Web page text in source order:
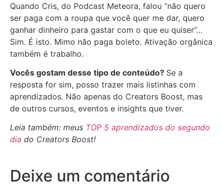
Quando Cris, do Podcast Meteora, falou “não quero
ser paga com a roupa que você quer me dar, quero
ganhar dinheiro para gastar com o que eu quiser”…
Sim. É isto. Mimo não paga boleto. Ativação orgânica
também é trabalho.
Vocês gostam desse tipo de conteúdo? Se a
resposta for sim, posso trazer mais listinhas com
aprendizados. Não apenas do Creators Boost, mas
de outros cursos, eventos e insights que tiver.
Leia também: meus TOP 5 aprendizados do segundo
dia do Creators Boost!
Deixe um comentário